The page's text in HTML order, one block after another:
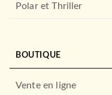
Polar et Thriller
BOUTIQUE
Vente en ligne